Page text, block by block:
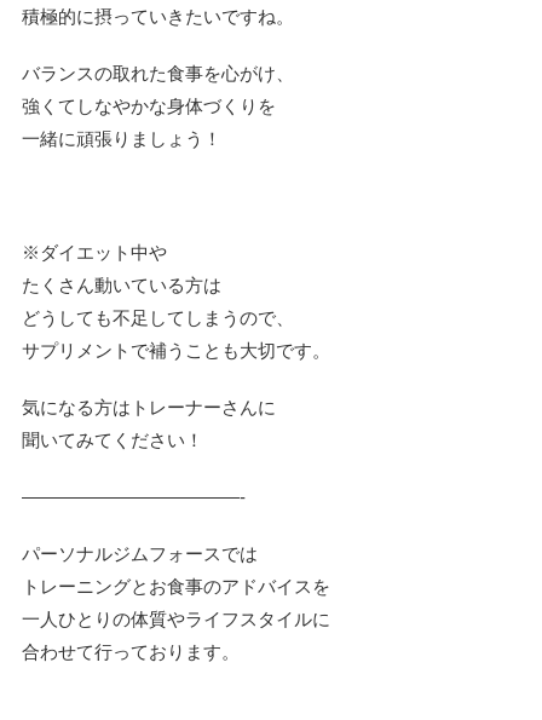
積極的に摂っていきたいですね。
バランスの取れた食事を心がけ、
強くてしなやかな身体づくりを
一緒に頑張りましょう！
※ダイエット中や
たくさん動いている方は
どうしても不足してしまうので、
サプリメントで補うことも大切です。
気になる方はトレーナーさんに
聞いてみてください！
————————————-
パーソナルジムフォースでは
トレーニングとお食事のアドバイスを
一人ひとりの体質やライフスタイルに
合わせて行っております。